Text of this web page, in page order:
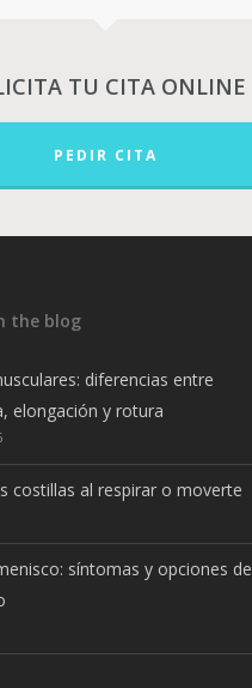
TU CITA ONLINE
PEDIR CITA
the blog
diferencias entre
elongación y rotura
costillas al respirar o moverte
síntomas y opciones de